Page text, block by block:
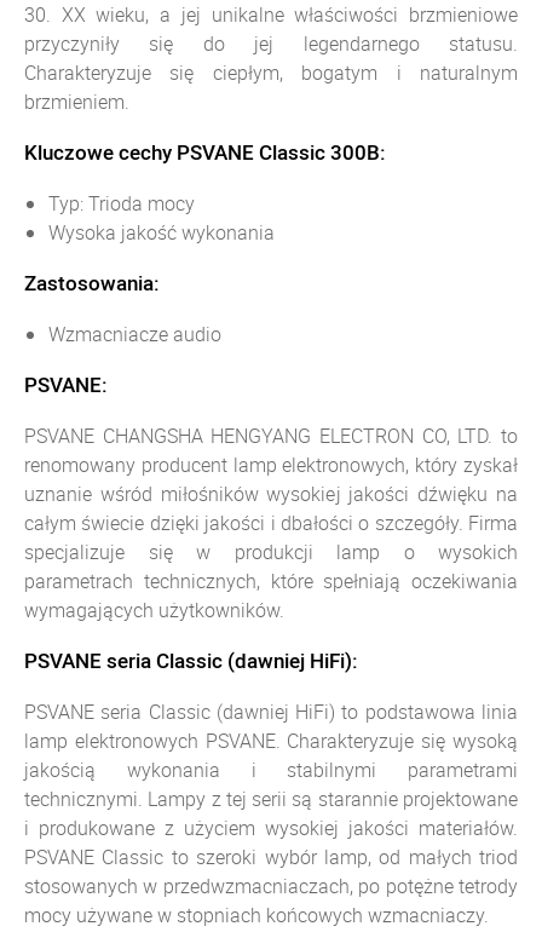
30. XX wieku, a jej unikalne właściwości brzmieniowe
przyczyniły się do jej legendarnego statusu.
Charakteryzuje się ciepłym, bogatym i naturalnym
brzmieniem.
Kluczowe cechy PSVANE Classic 300B:
Typ: Trioda mocy
Wysoka jakość wykonania
Zastosowania:
Wzmacniacze audio
PSVANE:
PSVANE CHANGSHA HENGYANG ELECTRON CO, LTD. to
renomowany producent lamp elektronowych, który zyskał
uznanie wśród miłośników wysokiej jakości dźwięku na
całym świecie dzięki jakości i dbałości o szczegóły. Firma
specjalizuje się w produkcji lamp o wysokich
parametrach technicznych, które spełniają oczekiwania
wymagających użytkowników.
PSVANE seria Classic (dawniej HiFi):
PSVANE seria Classic (dawniej HiFi) to podstawowa linia
lamp elektronowych PSVANE. Charakteryzuje się wysoką
jakością wykonania i stabilnymi parametrami
technicznymi. Lampy z tej serii są starannie projektowane
i produkowane z użyciem wysokiej jakości materiałów.
PSVANE Classic to szeroki wybór lamp, od małych triod
stosowanych w przedwzmacniaczach, po potężne tetrody
mocy używane w stopniach końcowych wzmacniaczy.